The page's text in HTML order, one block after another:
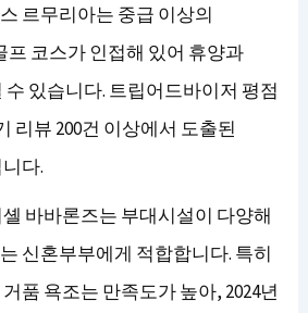
르무리아는 중급 이상의
프 코스가 인접해 있어 휴양과
있습니다. 트립어드바이저 평점
리뷰 200건 이상에서 도출된
다.
바바론즈는 부대시설이 다양해
신혼부부에게 적합합니다. 특히
품 욕조는 만족도가 높아, 2024년